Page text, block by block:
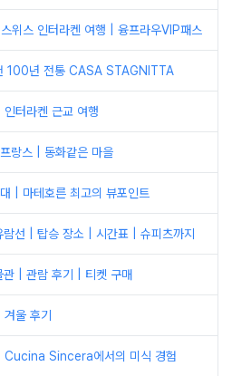
위스 인터라켄 여행 | 융프라우VIP패스
100년 전통 CASA STAGNITTA
터라켄 근교 여행
랑스 | 동화같은 마을
| 마테호른 최고의 뷰포인트
람선 | 탑승 장소 | 시간표 | 슈피츠까지
관 | 관람 후기 | 티켓 구매
울 후기
Cucina Sincera에서의 미식 경험